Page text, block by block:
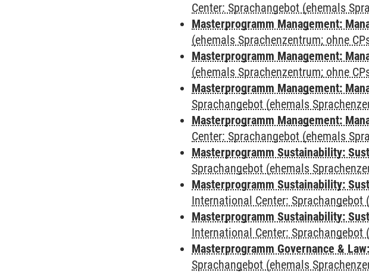
Center: Sprachangebot (ehemals
Masterprogramm Management:
(ehemals Sprachenzentrum; ohne
Masterprogramm Management:
(ehemals Sprachenzentrum; ohne
Masterprogramm Management:
Sprachangebot (ehemals
Masterprogramm Management:
Center: Sprachangebot (ehemals
Masterprogramm Sustainability:
Sprachangebot (ehemals
Masterprogramm Sustainability:
International Center: Sprachangebot
Masterprogramm Sustainability:
International Center: Sprachangebot
Masterprogramm Governance &
Sprachangebot (ehemals